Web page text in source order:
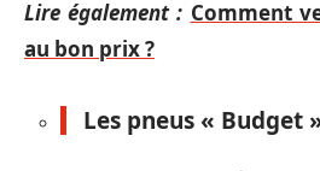
Lire également : Comment
au bon prix ?
Les pneus « Budget